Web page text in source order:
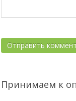
Принимаем к